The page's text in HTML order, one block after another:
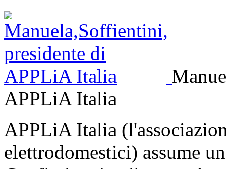
APPLiA Italia
APPLiA Italia
elettrodomestici) assume